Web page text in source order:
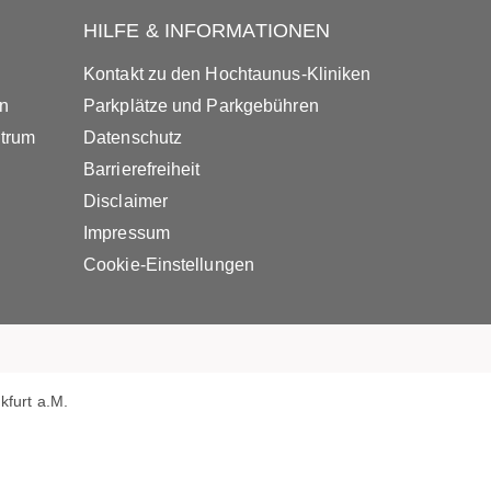
HILFE & INFORMATIONEN
Kontakt zu den Hochtaunus-Kliniken
Parkplätze und Parkgebühren
Datenschutz
Barrierefreiheit
Disclaimer
Impressum
Cookie-Einstellungen
a.M.